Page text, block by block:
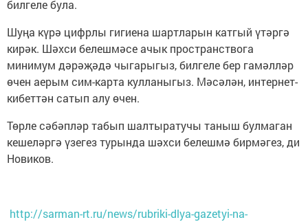
билгеле була.
Шуңа күрә цифрлы гигиена шартларын катгый үтәргә
кирәк. Шәхси белешмәсе ачык пространствога
минимум дәрәҗәдә чыгарыгыз, билгеле бер гамәлләр
өчен аерым сим-карта кулланыгыз. Мәсәлән, интернет-
кибеттән сатып алу өчен.
Төрле сәбәпләр табып шалтыратучы таныш булмаган
кешеләргә үзегез турында шәхси белешмә бирмәгез, ди
Новиков.
http://sarman-rt.ru/news/rubriki-dlya-gazetyi-na-